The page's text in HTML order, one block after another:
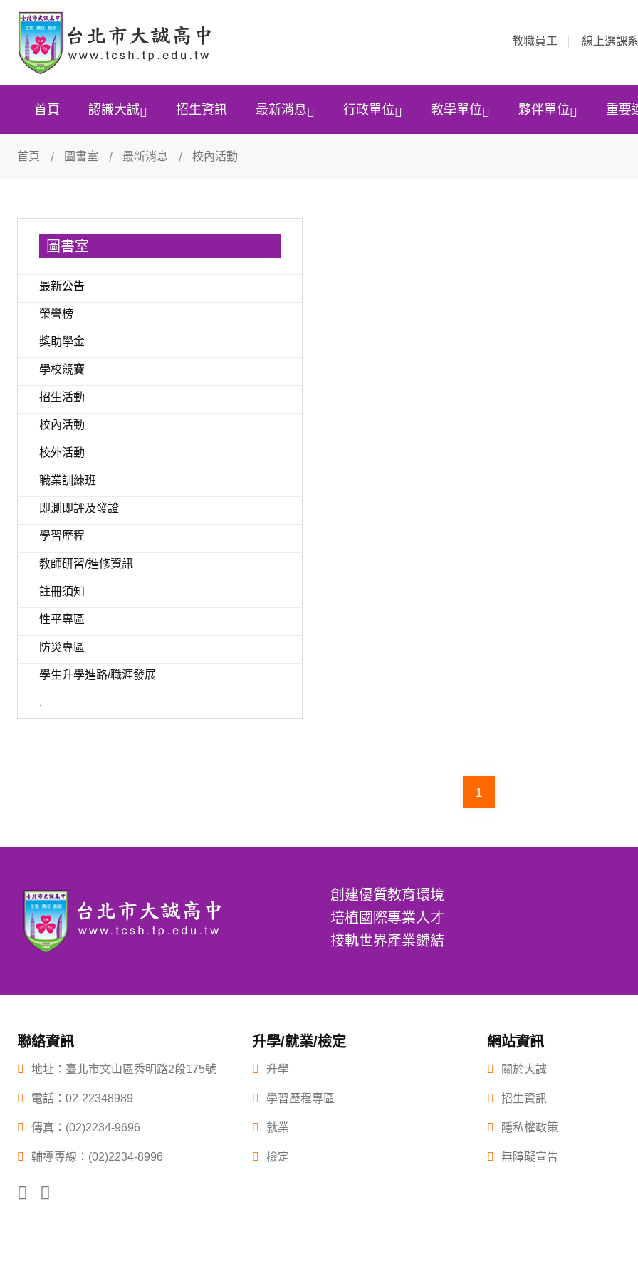
教職員工 線上選課
首頁 認識大誠 招生資訊 最新消息 行政單位 教學單位 夥伴單位 重要
首頁 圖書室 最新消息 校內活動
圖書室
最新公告
榮譽榜
獎助學金
學校競賽
招生活動
校內活動
校外活動
職業訓練班
即測即評及發證
學習歷程
教師研習/進修資訊
註冊須知
性平專區
防災專區
學生升學進路/職涯發展
.
1
創建優質教育環境
培植國際專業人才
接軌世界產業鏈結
聯絡資訊
地址：臺北市文山區秀明路2段175號
電話： 02-22348989
傳真：(02)2234-9696
輔導專線：(02)2234-8996
升學/就業/檢定
升學
學習歷程專區
就業
檢定
網站資訊
關於大誠
招生資訊
隱私權政策
無障礙宣告